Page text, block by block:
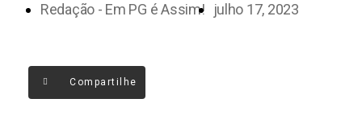
Redação - Em PG é Assim! julho 17, 2023
Compartilhe